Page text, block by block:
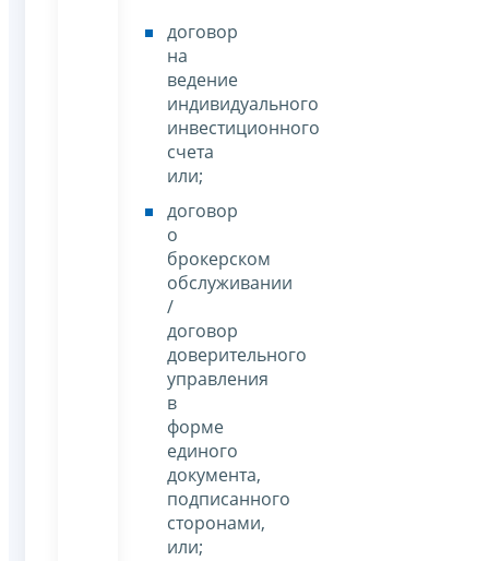
договор
на
ведение
индивидуального
инвестиционного
счета
или;
договор
о
брокерском
обслуживании
/
договор
доверительного
управления
в
форме
единого
документа,
подписанного
сторонами,
или;